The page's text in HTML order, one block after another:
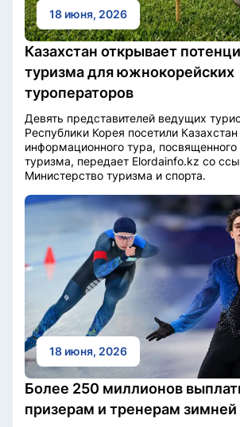
18 июня, 2026
Казахстан открывает
туризма для южнокорейских
туроператоров
Девять представителей ведущих
Республики Корея посетили
информационного тура,
туризма, передает Elordainfo.kz со
Министерство туризма и спорта.
18 июня, 2026
Более 250 миллионов
призерам и тренерам